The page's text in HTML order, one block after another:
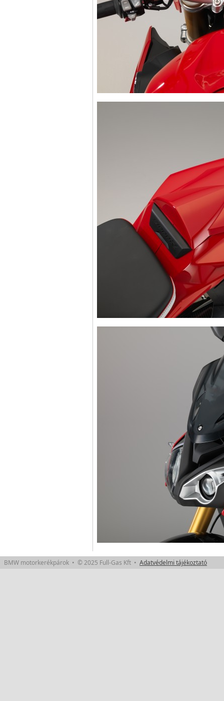
BMW motorkerékpárok • © 2025 Full-Gas Kft • Adatvédelmi tájékoztató